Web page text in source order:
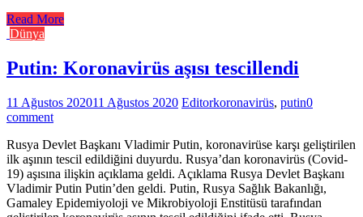
Read More
Dünya
Putin: Koronavirüs aşısı tescillendi
11 Ağustos 202011 Ağustos 2020 Editorkoronavirüs, putin0
comment
Rusya Devlet Başkanı Vladimir Putin, koronavirüse karşı geliştirilen
ilk aşının tescil edildiğini duyurdu. Rusya’dan koronavirüs (Covid-
19) aşısına ilişkin açıklama geldi. Açıklama Rusya Devlet Başkanı
Vladimir Putin Putin’den geldi. Putin, Rusya Sağlık Bakanlığı,
Gamaley Epidemiyoloji ve Mikrobiyoloji Enstitüsü tarafından